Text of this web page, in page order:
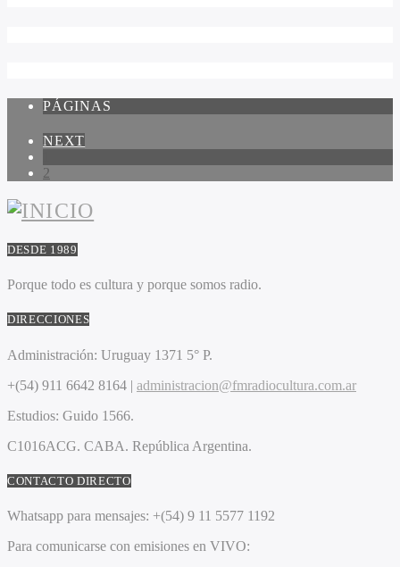
PÁGINAS
NEXT
2
DESDE 1989
Porque todo es cultura y porque somos radio.
DIRECCIONES
Administración: Uruguay 1371 5° P.
+(54) 911 6642 8164 | administracion@fmradiocultura.com.ar
Estudios: Guido 1566.
C1016ACG. CABA. República Argentina.
CONTACTO DIRECTO
Whatsapp para mensajes: +(54) 9 11 5577 1192
Para comunicarse con emisiones en VIVO: